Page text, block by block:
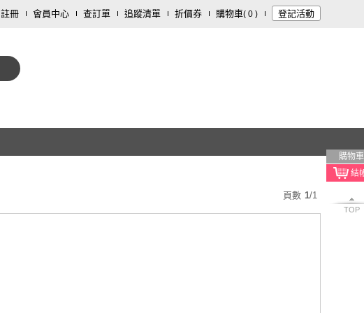
註冊 會員中心 查訂單 追蹤清單 折價券 購物車( 0 ) 登記活動
購物車
TOP
頁數 1/1